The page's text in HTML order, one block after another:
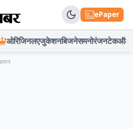
ePaper
ओरिजिनलएजुकेशनबिजनेसमनोरंजनटेकऑटो